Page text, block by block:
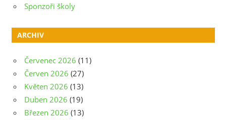
Sponzoři školy
ARCHIV
Červenec 2026 (11)
Červen 2026 (27)
Květen 2026 (13)
Duben 2026 (19)
Březen 2026 (13)